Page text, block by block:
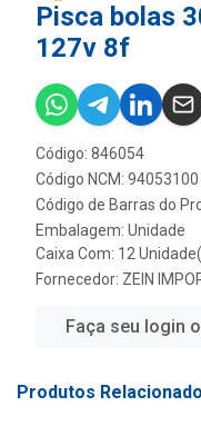
Pisca bolas
127v 8f
Código: 846054
Código NCM: 94053100
Código de Barras do
Embalagem: Unidade
Caixa Com: 12
Fornecedor: ZEIN
Faça seu login
Produtos